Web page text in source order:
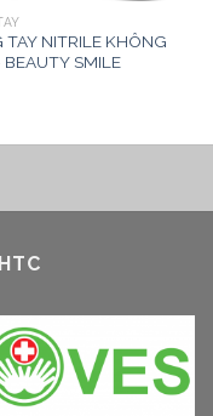
TAY NITRILE KHÔNG
BEAUTY SMILE